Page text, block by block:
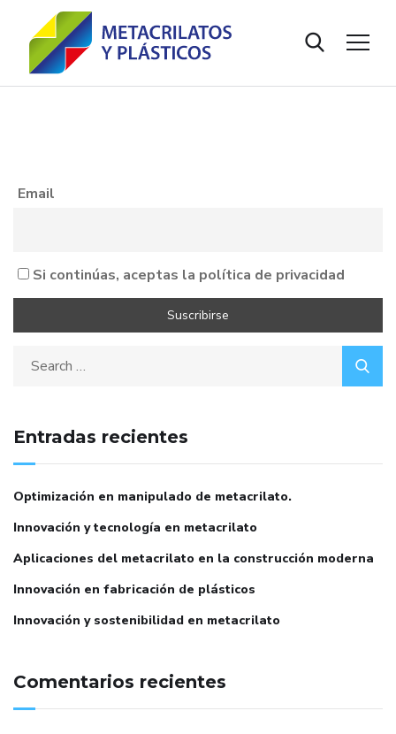
Email
Si continúas, aceptas la política de privacidad
Entradas recientes
Optimización en manipulado de metacrilato.
Innovación y tecnología en metacrilato
Aplicaciones del metacrilato en la construcción moderna
Innovación en fabricación de plásticos
Innovación y sostenibilidad en metacrilato
Comentarios recientes